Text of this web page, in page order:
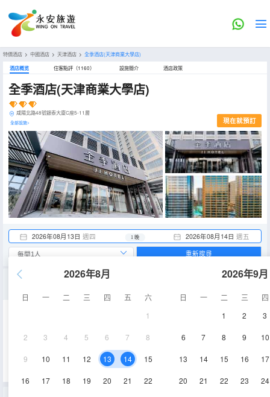
特價酒店 > 中國酒店 > 天津酒店 > 全季酒店(天津商業大學店)
酒店概览 住客點評（1160） 設施簡介 酒店政策
全季酒店(天津商業大學店)
咸陽北路48號銀泰大廈C座5-11層
全部設施> 現在就預訂
2026年08月13日 週四 2026年08月14日 週五
1 晚
2026年8月
日 一 二 三 四 五
六
1
2 3 4 5 6 7 8
9 10 11 12 13 14 15
16 17 18 19 20 21 22
2026年9月
日 一 二 三
四
1
2 3
6 7 8 9 10
13 14 15 16 17
20 21 22 23 24
重新搜尋
空調
電視機